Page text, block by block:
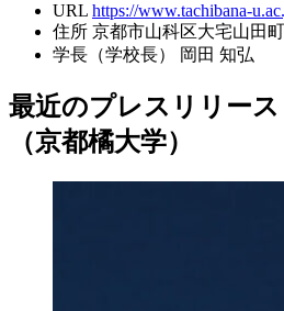
URL https://www.tachibana-
住所 京都市山科区大宅山田
学長（学校長）
岡田 知弘
最近のプレスリリース
（京都橘大学）